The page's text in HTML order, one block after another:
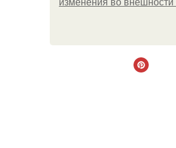
изменения во внешности